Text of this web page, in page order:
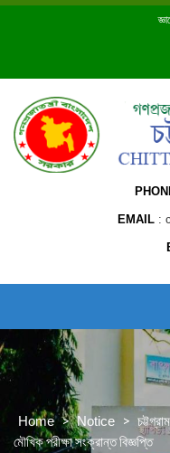
Skip
EMAIL
Home > Notice >
মৌখিক পরীক্ষা সংক্রান্ত বিজ্ঞপ্তি